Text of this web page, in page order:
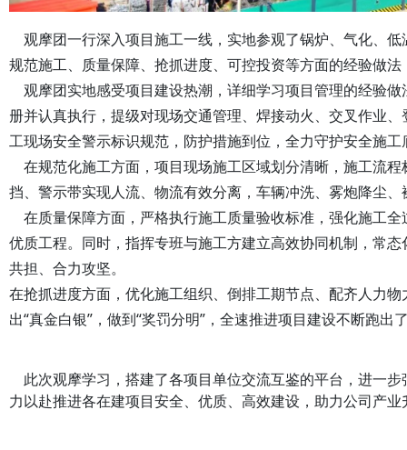
观摩团一行深入项目施工一线，实地参观了锅炉、气化、
规范施工、质量保障、抢抓进度、可控投资等方面的经验做
观摩团实地感受项目建设热潮，详细学习项目管理的经验
册并认真执行，提级对现场交通管理、焊接动火、交叉作业
工现场安全警示标识规范，防护措施到位，全力守护安全施工
在规范化施工方面，项目现场施工区域划分清晰，施工流
挡、警示带实现人流、物流有效分离，车辆冲洗、雾炮降尘
在质量保障方面，严格执行施工质量验收标准，强化施工
优质工程。同时，指挥专班与施工方建立高效协同机制，常
共担、合力攻坚。
在抢抓进度方面，优化施工组织、倒排工期节点、配齐人力
出“真金白银”，做到“奖罚分明”，全速推进项目建设不断跑出
此次观摩学习，搭建了各项目单位交流互鉴的平台，进一
力以赴推进各在建项目安全、优质、高效建设，助力公司产